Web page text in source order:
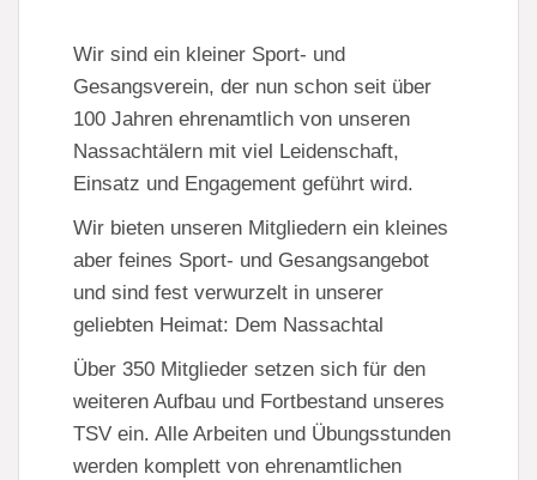
Wir sind ein kleiner Sport- und
Gesangsverein, der nun schon seit über
100 Jahren ehrenamtlich von unseren
Nassachtälern mit viel Leidenschaft,
Einsatz und Engagement geführt wird.
Wir bieten unseren Mitgliedern ein kleines
aber feines Sport- und Gesangsangebot
und sind fest verwurzelt in unserer
geliebten Heimat: Dem Nassachtal
Über 350 Mitglieder setzen sich für den
weiteren Aufbau und Fortbestand unseres
TSV ein. Alle Arbeiten und Übungsstunden
werden komplett von ehrenamtlichen